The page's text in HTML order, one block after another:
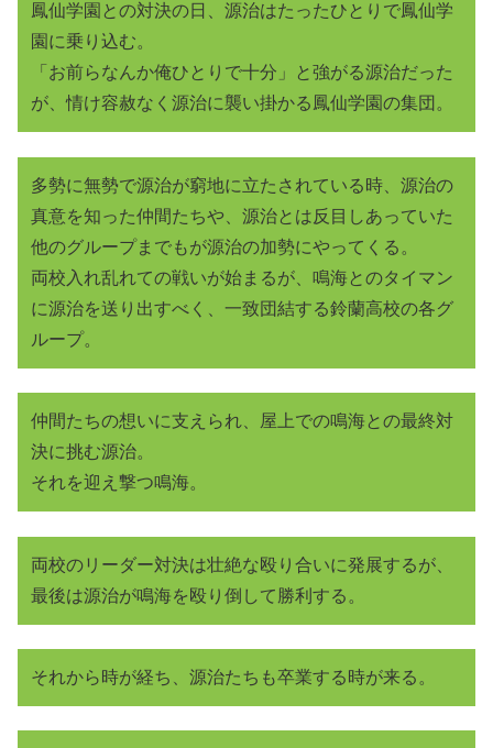
鳳仙学園との対決の日、源治はたったひとりで鳳仙学
園に乗り込む。
「お前らなんか俺ひとりで十分」と強がる源治だった
が、情け容赦なく源治に襲い掛かる鳳仙学園の集団。
多勢に無勢で源治が窮地に立たされている時、源治の
真意を知った仲間たちや、源治とは反目しあっていた
他のグループまでもが源治の加勢にやってくる。
両校入れ乱れての戦いが始まるが、鳴海とのタイマン
に源治を送り出すべく、一致団結する鈴蘭高校の各グ
ループ。
仲間たちの想いに支えられ、屋上での鳴海との最終対
決に挑む源治。
それを迎え撃つ鳴海。
両校のリーダー対決は壮絶な殴り合いに発展するが、
最後は源治が鳴海を殴り倒して勝利する。
それから時が経ち、源治たちも卒業する時が来る。